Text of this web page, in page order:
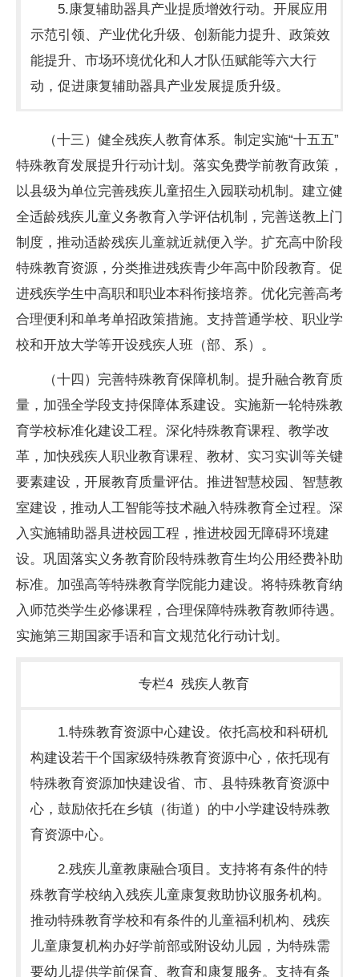
5.康复辅助器具产业提质增效行动。开展应用
示范引领、产业优化升级、创新能力提升、政策效
能提升、市场环境优化和人才队伍赋能等六大行
动，促进康复辅助器具产业发展提质升级。
（十三）健全残疾人教育体系。制定实施“十五五”
特殊教育发展提升行动计划。落实免费学前教育政策，
以县级为单位完善残疾儿童招生入园联动机制。建立健
全适龄残疾儿童义务教育入学评估机制，完善送教上门
制度，推动适龄残疾儿童就近就便入学。扩充高中阶段
特殊教育资源，分类推进残疾青少年高中阶段教育。促
进残疾学生中高职和职业本科衔接培养。优化完善高考
合理便利和单考单招政策措施。支持普通学校、职业学
校和开放大学等开设残疾人班（部、系）。
（十四）完善特殊教育保障机制。提升融合教育质
量，加强全学段支持保障体系建设。实施新一轮特殊教
育学校标准化建设工程。深化特殊教育课程、教学改
革，加快残疾人职业教育课程、教材、实习实训等关键
要素建设，开展教育质量评估。推进智慧校园、智慧教
室建设，推动人工智能等技术融入特殊教育全过程。深
入实施辅助器具进校园工程，推进校园无障碍环境建
设。巩固落实义务教育阶段特殊教育生均公用经费补助
标准。加强高等特殊教育学院能力建设。将特殊教育纳
入师范类学生必修课程，合理保障特殊教育教师待遇。
实施第三期国家手语和盲文规范化行动计划。
专栏4 残疾人教育
1.特殊教育资源中心建设。依托高校和科研机
构建设若干个国家级特殊教育资源中心，依托现有
特殊教育资源加快建设省、市、县特殊教育资源中
心，鼓励依托在乡镇（街道）的中小学建设特殊教
育资源中心。
2.残疾儿童教康融合项目。支持将有条件的特
殊教育学校纳入残疾儿童康复救助协议服务机构。
推动特殊教育学校和有条件的儿童福利机构、残疾
儿童康复机构办好学前部或附设幼儿园，为特殊需
要幼儿提供学前保育、教育和康复服务。支持有条